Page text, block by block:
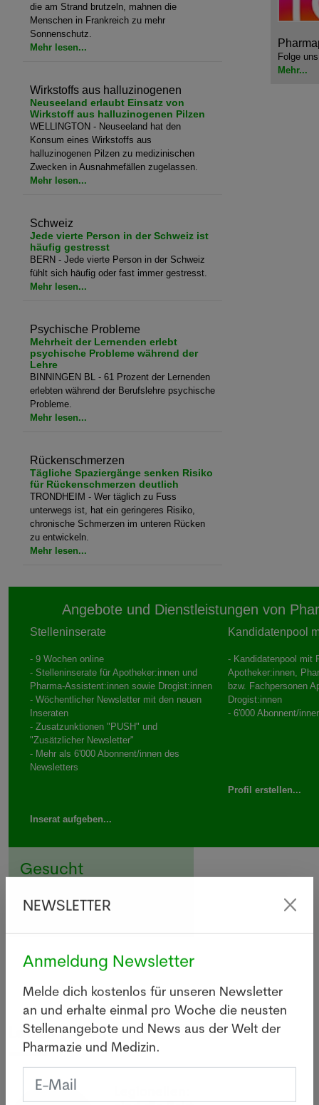
die am Strand brutzeln, mahnen die
Menschen in Frankreich zu mehr
Sonnenschutz.
Mehr lesen...
Wirkstoffs aus halluzinogenen
Neuseeland erlaubt Einsatz von
Wirkstoff aus halluzinogenen Pilzen
WELLINGTON - Neuseeland hat den
Konsum eines Wirkstoffs aus
halluzinogenen Pilzen zu medizinischen
Zwecken in Ausnahmefällen zugelassen.
Mehr lesen...
Schweiz
Jede vierte Person in der Schweiz ist
häufig gestresst
BERN - Jede vierte Person in der Schweiz
fühlt sich häufig oder fast immer gestresst.
Mehr lesen...
Psychische Probleme
Mehrheit der Lernenden erlebt
psychische Probleme während der
Lehre
BINNINGEN BL - 61 Prozent der Lernenden
erlebten während der Berufslehre psychische
Probleme.
Mehr lesen...
Rückenschmerzen
Tägliche Spaziergänge senken Risiko
für Rückenschmerzen deutlich
TRONDHEIM - Wer täglich zu Fuss
unterwegs ist, hat ein geringeres Risiko,
chronische Schmerzen im unteren Rücken
zu entwickeln.
Mehr lesen...
Folge
Mehr...
Angebote und Dienstleistungen von
Stelleninserate
- 9 Wochen online
- Stelleninserate für Apotheker:innen und
Pharma-Assistent:innen sowie Drogist:innen
- Wöchentlicher Newsletter mit den neuen
Inseraten
- Zusatzunktionen "PUSH" und
"Zusätzlicher Newsletter"
- Mehr als 6'000 Abonnent/innen des
Newsletters
Inserat aufgeben...
Kandidatenpool
- Kandidatenpool mit
Apotheker:innen,
bzw. Fachpersonen
Drogist:innen
- 6'000 Abonnent/
Profil erstellen...
Gesucht
Apotheker/in in Zürich
Letzte News
NEWSLETTER
Anmeldung Newsletter
Melde dich kostenlos für unseren Newsletter
an und erhalte einmal pro Woche die neusten
Stellenangebote und News aus der Welt der
Pharmazie und Medizin.